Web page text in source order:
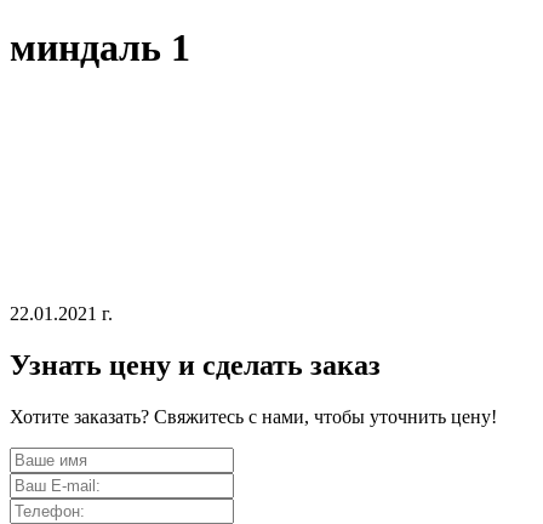
миндаль 1
22.01.2021 г.
Узнать цену и сделать заказ
Хотите заказать? Свяжитесь с нами, чтобы уточнить цену!